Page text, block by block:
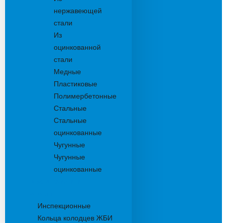
нержавеющей
стали
Из
оцинкованной
стали
Медные
Пластиковые
Полимербетонные
Стальные
Стальные
оцинкованные
Чугунные
Чугунные
оцинкованные
Инспекционные
Кольца колодцев ЖБИ